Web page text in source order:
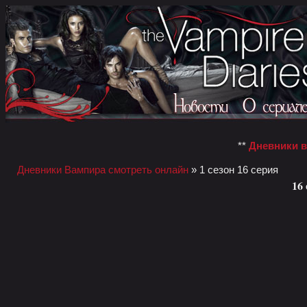
** Дневники
Дневники Вампира смотреть онлайн» 1 сезон 16 серия
16